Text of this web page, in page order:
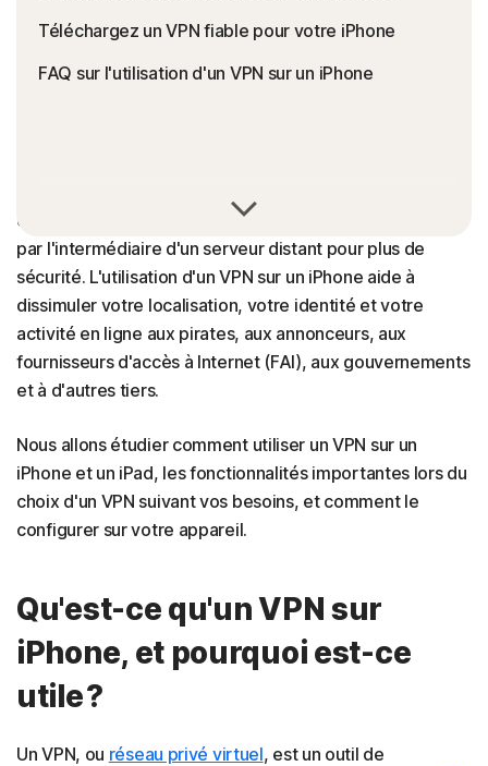
Téléchargez un VPN fiable pour votre iPhone
FAQ sur l'utilisation d'un VPN sur un iPhone
confidentialité qui chiffre votre trafic Internet et l'envoie
par l'intermédiaire d'un serveur distant pour plus de
sécurité. L'utilisation d'un VPN sur un iPhone aide à
dissimuler votre localisation, votre identité et votre
activité en ligne aux pirates, aux annonceurs, aux
fournisseurs d'accès à Internet (FAI), aux gouvernements
et à d'autres tiers.
Nous allons étudier comment utiliser un VPN sur un
iPhone et un iPad, les fonctionnalités importantes lors du
choix d'un VPN suivant vos besoins, et comment le
configurer sur votre appareil.
Qu'est-ce qu'un VPN sur
iPhone, et pourquoi est-ce
utile ?
Un VPN, ou réseau privé virtuel, est un outil de